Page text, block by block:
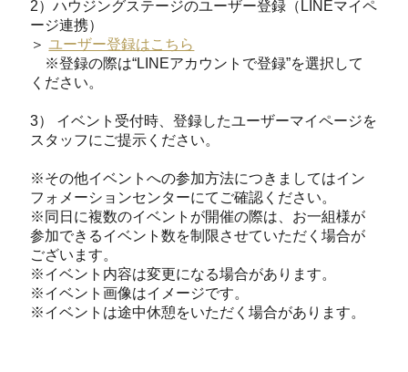
2）ハウジングステージのユーザー登録（LINEマイペ
ージ連携）
＞ ユーザー登録はこちら
※登録の際は“LINEアカウントで登録”を選択して
ください。
3） イベント受付時、登録したユーザーマイページを
スタッフにご提示ください。
※その他イベントへの参加方法につきましてはイン
フォメーションセンターにてご確認ください。
※同日に複数のイベントが開催の際は、お一組様が
参加できるイベント数を制限させていただく場合が
ございます。
※イベント内容は変更になる場合があります。
※イベント画像はイメージです。
※イベントは途中休憩をいただく場合があります。